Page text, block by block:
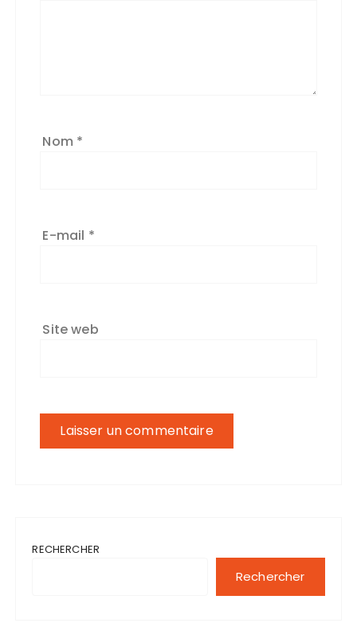
Nom *
E-mail *
Site web
RECHERCHER
Rechercher